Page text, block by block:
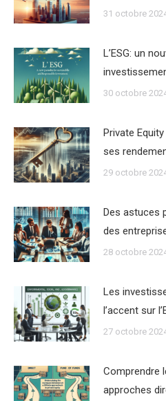
31 octobre
L’ESG: un
30 octobre
Private
ses
29 octobre
Des astuces
des
28 octobre
Les
l’accent sur
27 octobre
Comprendre
approches